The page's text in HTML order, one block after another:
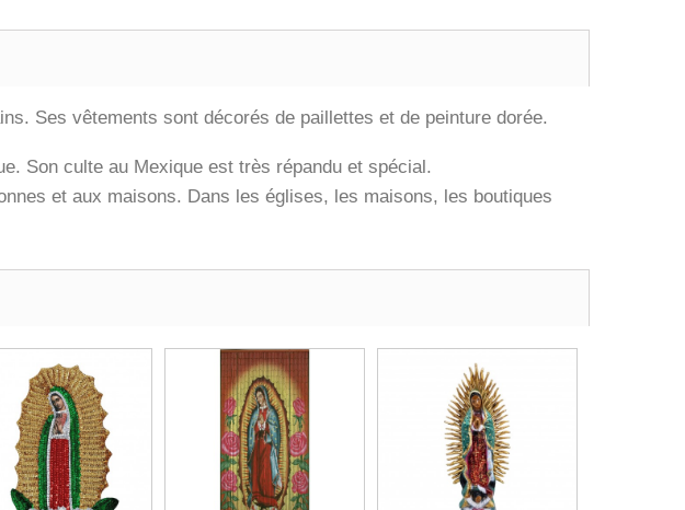
Ses vêtements sont décorés de paillettes et de peinture dorée.
Son culte au Mexique est très répandu et spécial.
et aux maisons. Dans les églises, les maisons, les boutiques